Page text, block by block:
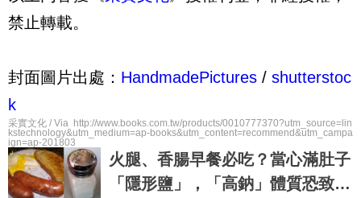
禁止轉載。
封面圖片出處： HandmadePictures / shutterstoc
k
采實文化 / Via http://www.books.com.tw/products/0010777370?utm_source=lin
kstechnology&utm_medium=ap-books&utm_content=recommend&utm_campa
ign=ap-201803
火腿、香腸早餐必吃？當心滿肚子
「隱形鹽」，「高鈉」體質恐致胃